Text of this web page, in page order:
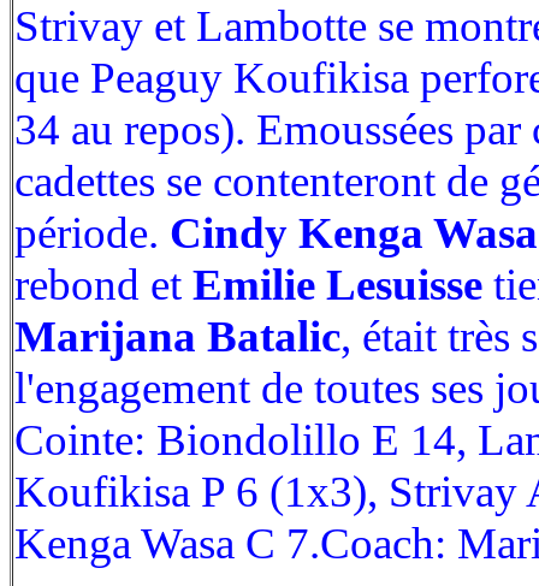
Strivay et Lambotte se
que Peaguy Koufikisa
34 au repos). Emoussées par
cadettes se contenteront de
période. Cindy Kenga Wasa
rebond et Emilie Lesuisse
Marijana Batalic, était très
l'engagement de toutes ses
Cointe: Biondolillo E 14,
Koufikisa P 6 (1x3), Strivay
Kenga Wasa C 7.Coach: